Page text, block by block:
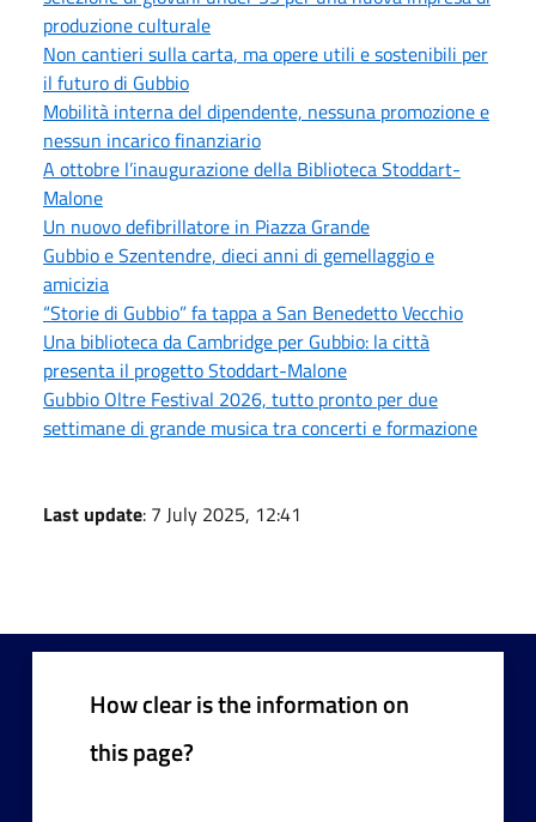
produzione culturale
Non cantieri sulla carta, ma opere utili e sostenibili per
il futuro di Gubbio
Mobilità interna del dipendente, nessuna promozione e
nessun incarico finanziario
A ottobre l’inaugurazione della Biblioteca Stoddart-
Malone
Un nuovo defibrillatore in Piazza Grande
Gubbio e Szentendre, dieci anni di gemellaggio e
amicizia
“Storie di Gubbio” fa tappa a San Benedetto Vecchio
Una biblioteca da Cambridge per Gubbio: la città
presenta il progetto Stoddart-Malone
Gubbio Oltre Festival 2026, tutto pronto per due
settimane di grande musica tra concerti e formazione
Last update: 7 July 2025, 12:41
How clear is the information on
this page?